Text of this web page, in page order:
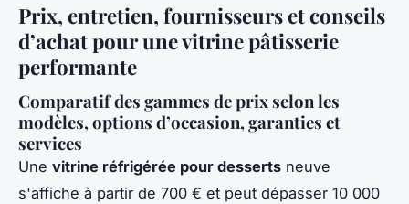
Prix, entretien, fournisseurs et conseils
d’achat pour une vitrine pâtisserie
performante
Comparatif des gammes de prix selon les
modèles, options d’occasion, garanties et
services
Une vitrine réfrigérée pour desserts neuve
s'affiche à partir de 700 € et peut dépasser 10 000